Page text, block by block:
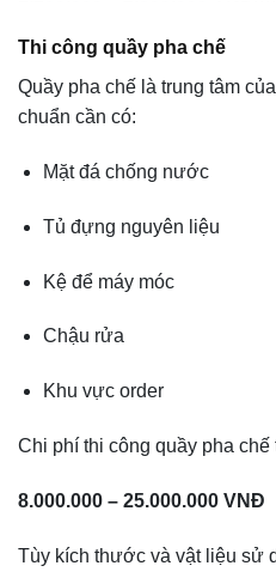
Thi công quầy pha chế
Quầy pha chế là trung tâm
chuẩn cần có:
Mặt đá chống nước
Tủ đựng nguyên liệu
Kệ để máy móc
Chậu rửa
Khu vực order
Chi phí thi công quầy pha
8.000.000 – 25.000.000 VNĐ
Tùy kích thước và vật liệu sử